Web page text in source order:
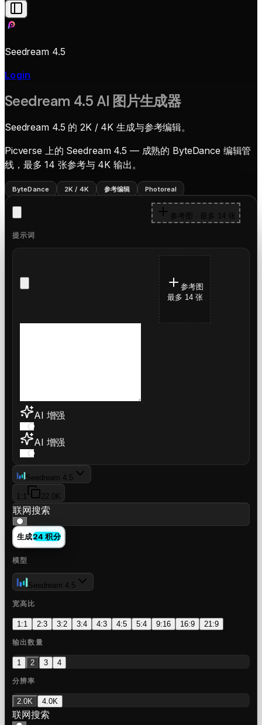
Seedream 4.5
Login
Seedream 4.5 AI 图片生成器
Seedream 4.5 的 2K / 4K 生成与参考编辑。
Picverse 上的 Seedream 4.5 — 成熟的 ByteDance 编辑管
线，最多 14 张参考与 4K 输出。
ByteDance 2K / 4K 参考编辑 Photoreal
参考图 · 最多 14 张
提示词
参考图
最多 14 张
AI 增强
AI 增强
Seedream 4.5
1:1 22.0K
联网搜索
生成24 积分
模型
Seedream 4.5
宽高比
1:1 2:3 3:2 3:4 4:3 4:5 5:4 9:16 16:9 21:9
输出数量
1 2 3 4
分辨率
2.0K 4.0K
联网搜索